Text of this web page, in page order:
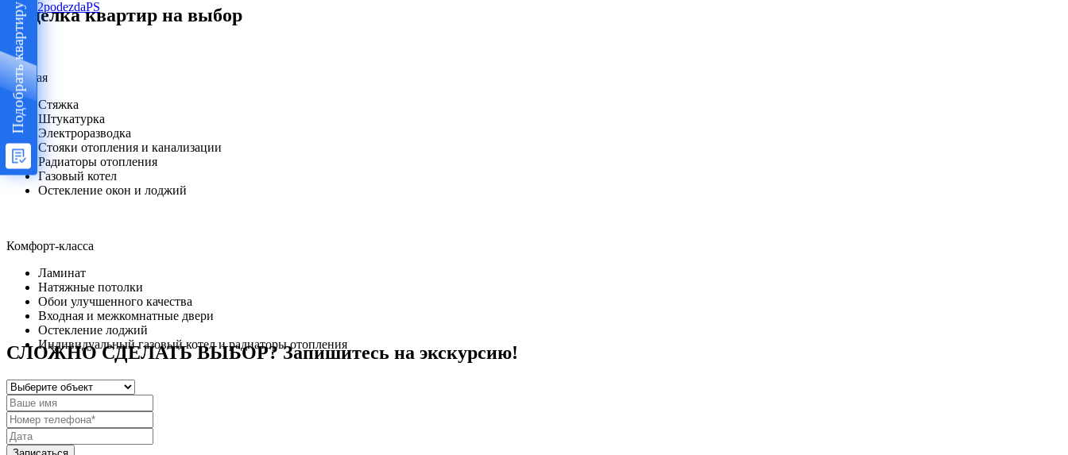
Отделка квартир на выбор
Базовая
Стяжка
Штукатурка
Электроразводка
Стояки отопления и канализации
Радиаторы отопления
Газовый котел
Остекление окон и лоджий
Комфорт-класса
Ламинат
Натяжные потолки
Обои улучшенного качества
Входная и межкомнатные двери
Остекление лоджий
Индивидуальный газовый котел и радиаторы отопления
СЛОЖНО СДЕЛАТЬ ВЫБОР? Запишитесь на экскурсию!
Подобрать квартиру